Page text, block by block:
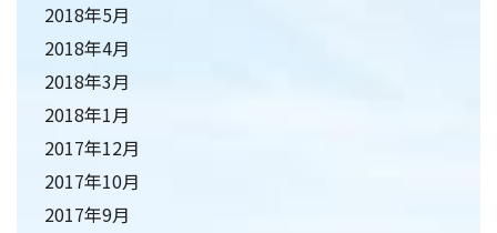
2018年5月
2018年4月
2018年3月
2018年1月
2017年12月
2017年10月
2017年9月